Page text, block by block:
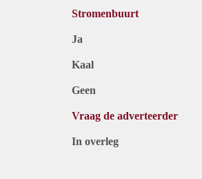
Stromenbuurt
Ja
Kaal
Geen
Vraag de adverteerder
In overleg